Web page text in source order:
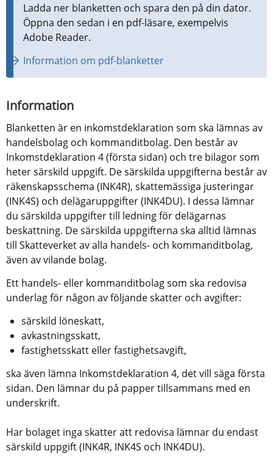
Ladda ner blanketten och spara den på din dator.
Öppna den sedan i en pdf-läsare, exempelvis
Adobe Reader.
Information om pdf-blanketter
Information
Blanketten är en inkomstdeklaration som ska lämnas av
handelsbolag och kommanditbolag. Den består av
Inkomstdeklaration 4 (första sidan) och tre bilagor som
heter särskild uppgift. De särskilda uppgifterna består av
räkenskapsschema (INK4R), skattemässiga justeringar
(INK4S) och delägaruppgifter (INK4DU). I dessa lämnar
du särskilda uppgifter till ledning för delägarnas
beskattning. De särskilda uppgifterna ska alltid lämnas
till Skatteverket av alla handels- och kommanditbolag,
även av vilande bolag.
Ett handels- eller kommanditbolag som ska redovisa
underlag för någon av följande skatter och avgifter:
särskild löneskatt,
avkastningsskatt,
fastighetsskatt eller fastighetsavgift,
ska även lämna Inkomstdeklaration 4, det vill säga första
sidan. Den lämnar du på papper tillsammans med en
underskrift.
Har bolaget inga skatter att redovisa lämnar du endast
särskild uppgift (INK4R, INK4S och INK4DU).